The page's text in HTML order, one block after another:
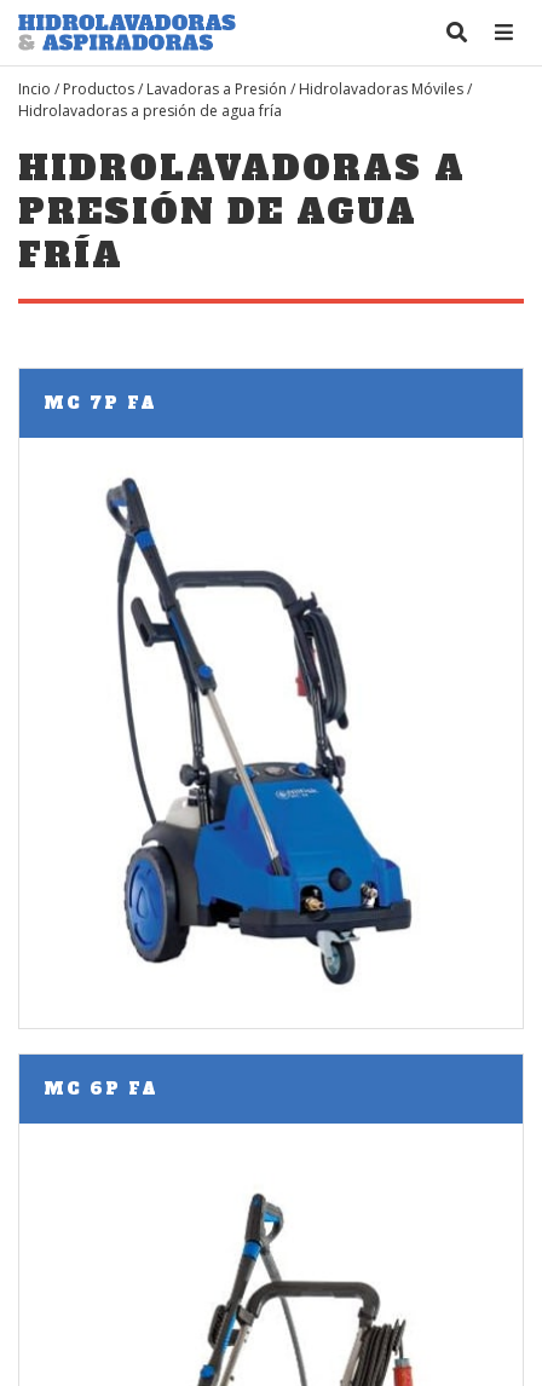
Incio / Productos/ Lavadoras a Presión / Hidrolavadoras Móviles/
Hidrolavadoras a presión de agua fría
HIDROLAVADORAS A
PRESIÓN DE AGUA
FRÍA
MC 7P FA
MC 6P FA